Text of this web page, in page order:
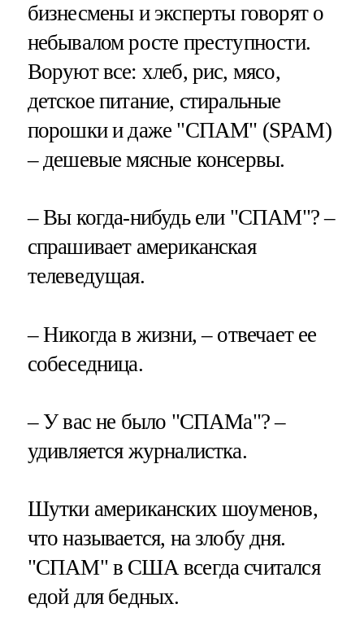
бизнесмены и эксперты говорят о
небывалом росте преступности.
Воруют все: хлеб, рис, мясо,
детское питание, стиральные
порошки и даже "СПАМ" (SPAM)
– дешевые мясные консервы.
– Вы когда-нибудь ели "СПАМ"? –
спрашивает американская
телеведущая.
– Никогда в жизни, – отвечает ее
собеседница.
– У вас не было "СПАМа"? –
удивляется журналистка.
Шутки американских шоуменов,
что называется, на злобу дня.
"СПАМ" в США всегда считался
едой для бедных.